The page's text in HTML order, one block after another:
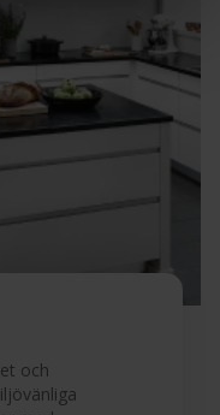
Ladda ner
Ladda ner
och